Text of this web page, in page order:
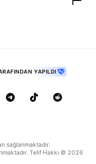
YAPILDI
sağlanmaktadır.
Telif Hakkı © 2026